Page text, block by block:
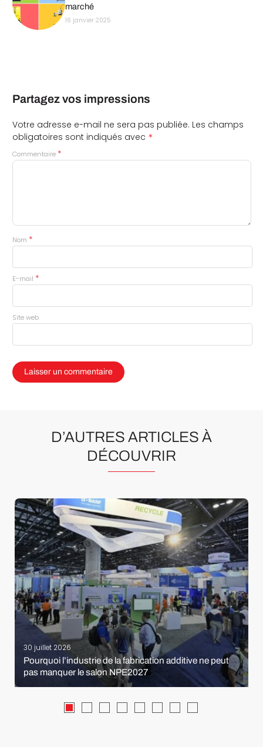
marché
16 janvier 2025
Partagez vos impressions
Votre adresse e-mail ne sera pas publiée. Les champs
obligatoires sont indiqués avec *
Commentaire *
Nom *
E-mail *
Site web
D’AUTRES ARTICLES À
DÉCOUVRIR
30 juillet 2026
Pourquoi l’industrie de la fabrication additive ne peut
pas manquer le salon NPE2027